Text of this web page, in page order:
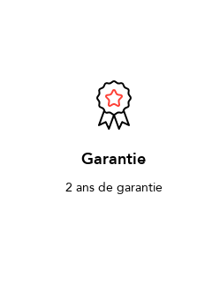
Garantie
2 ans de garantie